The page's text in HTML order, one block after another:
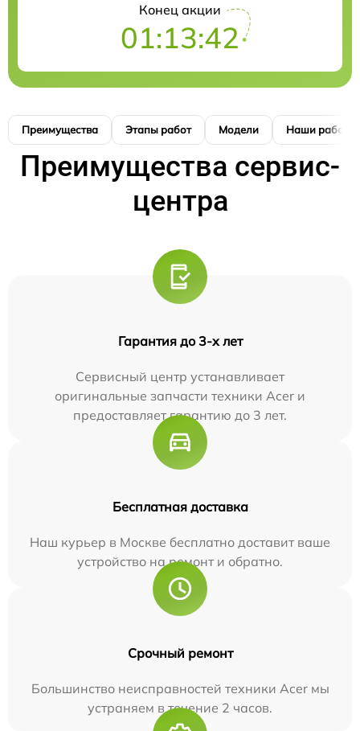
Конец акции
01:13:41
Преимущества Этапы работ Модели Наши работы
Преимущества сервис-
центра
Гарантия до 3-х лет
Сервисный центр устанавливает
оригинальные запчасти техники Acer и
предоставляет гарантию до 3 лет.
Бесплатная доставка
Наш курьер в Москве бесплатно доставит ваше
устройство на ремонт и обратно.
Срочный ремонт
Большинство неисправностей техники Acer мы
устраняем в течение 2 часов.